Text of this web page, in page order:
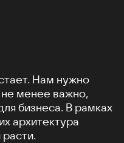
Нам нужно
не менее важно,
бизнеса. В рамках
архитектура